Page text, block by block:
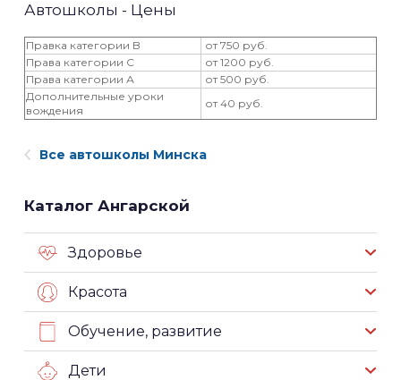
Автошколы - Цены
Правка категории B
от 750 руб.
Права категории С
от 1200 руб.
Права категории А
от 500 руб.
Дополнительные уроки
вождения
от 40 руб.
Все автошколы Минска
Каталог Ангарской
Здоровье
Красота
Обучение, развитие
Дети